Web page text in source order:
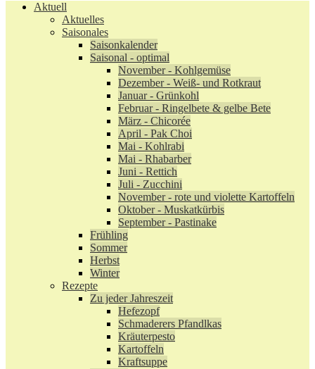
Aktuell
Aktuelles
Saisonales
Saisonkalender
Saisonal - optimal
November - Kohlgemüse
Dezember - Weiß- und Rotkraut
Januar - Grünkohl
Februar - Ringelbete & gelbe Bete
März - Chicorée
April - Pak Choi
Mai - Kohlrabi
Mai - Rhabarber
Juni - Rettich
Juli - Zucchini
November - rote und violette Kartoffeln
Oktober - Muskatkürbis
September - Pastinake
Frühling
Sommer
Herbst
Winter
Rezepte
Zu jeder Jahreszeit
Hefezopf
Schmaderers Pfandlkas
Kräuterpesto
Kartoffeln
Kraftsuppe